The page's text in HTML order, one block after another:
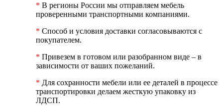
* В регионы России мы отправляем мебель
проверенными транспортными компаниями.
* Способ и условия доставки согласовываются с
покупателем.
* Привезем в готовом или разобранном виде – в
зависимости от ваших пожеланий.
* Для сохранности мебели или ее деталей в процессе
транспортировки делаем жесткую упаковку из
ЛДСП.